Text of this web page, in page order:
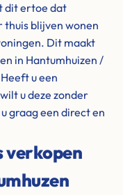
dit ertoe dat
thuis blijven wonen
Dit maakt
in Hantumhuizen /
u een
u deze zonder
graag een direct en
verkopen